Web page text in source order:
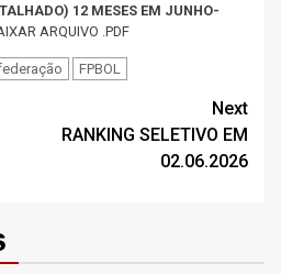
12 MESES EM JUNHO-
ARQUIVO .PDF
FPBOL
Next
RANKING SELETIVO EM
02.06.2026